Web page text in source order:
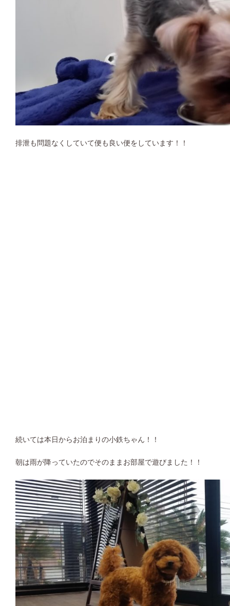
排泄も問題なくしていて便も良い便をしています！！
続いては本日からお泊まりの小鉄ちゃん！！
朝は雨が降っていたのでそのままお部屋で遊びました！！